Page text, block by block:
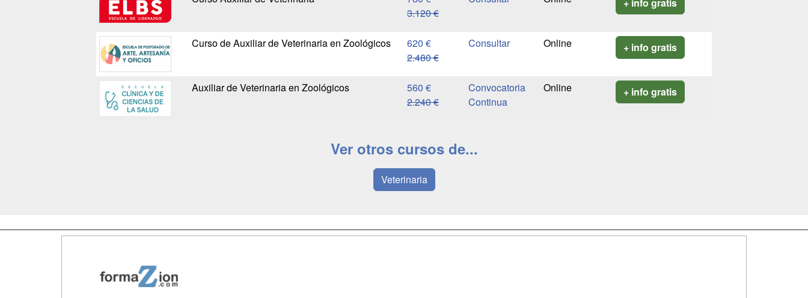
3.120 €
+ info gratis
Curso de Auxiliar de Veterinaria en Zoológicos
620 €
2.480 €
Online + info gratis
Auxiliar de Veterinaria en Zoológicos
560 €
2.240 €
Convocatoria
Continua
Online + info gratis
Ver otros cursos de...
Veterinaria